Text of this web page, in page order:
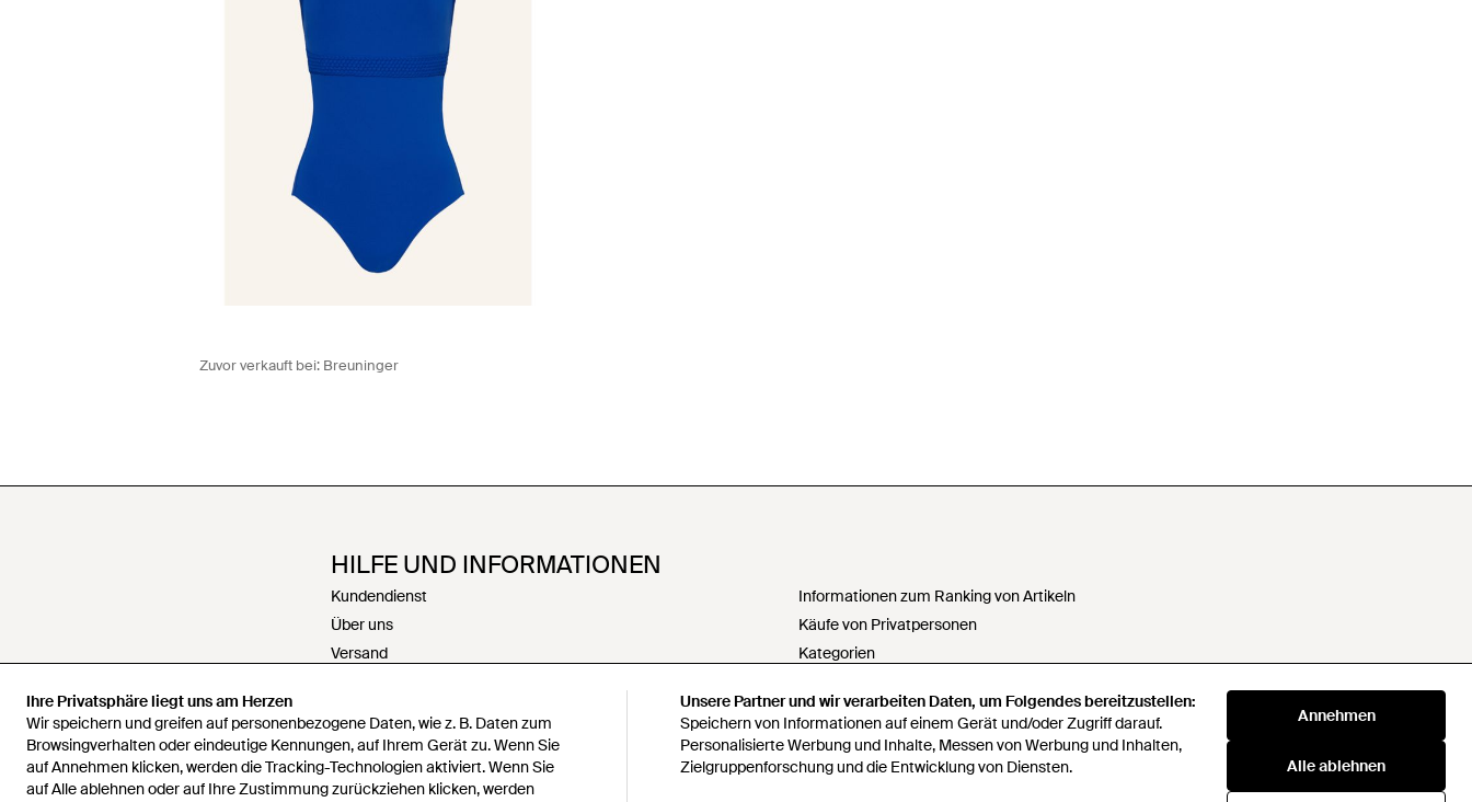
Ihre Privatsphäre liegt uns am Herzen
Wir speichern und greifen auf personenbezogene Daten, wie z. B. Daten zum
Browsingverhalten oder eindeutige Kennungen, auf Ihrem Gerät zu. Wenn Sie
auf Annehmen klicken, werden die Tracking-Technologien aktiviert. Wenn Sie
auf Alle ablehnen oder auf Ihre Zustimmung zurückziehen klicken, werden
Unsere Partner und wir verarbeiten Daten, um Folgendes bereitzustellen:
Speichern von Informationen auf einem Gerät und/oder Zugriff darauf.
Personalisierte Werbung und Inhalte, Messen von Werbung und Inhalten,
Zielgruppenforschung und die Entwicklung von Diensten.
Annehmen
Alle ablehnen
Zuvor verkauft bei: Breuninger
HILFE UND INFORMATIONEN
Kundendienst
Über uns
Versand
Rückerstattungen
Karriere
Kontakt
Informationen zum Ranking von Artikeln
Käufe von Privatpersonen
Kategorien
Meine personenbezogenen Daten nicht verkaufen oder
weitergeben
Erklärung zur modernen Sklaverei